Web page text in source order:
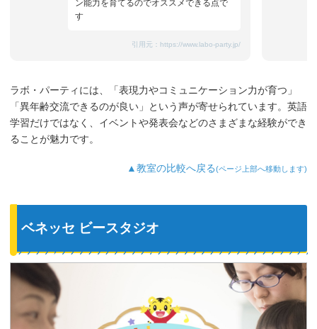
ン能力を育てるのでオススメできる点で
す
引用元： https://www.labo-party.jp/
ラボ・パーティには、「表現力やコミュニケーション力が育つ」
「異年齢交流できるのが良い」という声が寄せられています。英語
学習だけではなく、イベントや発表会などのさまざまな経験ができ
ることが魅力です。
▲教室の比較へ戻る(ページ上部へ移動します)
ベネッセ ビースタジオ